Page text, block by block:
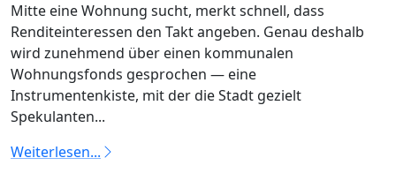
Mitte eine Wohnung sucht, merkt schnell, dass
Renditeinteressen den Takt angeben. Genau deshalb
wird zunehmend über einen kommunalen
Wohnungsfonds gesprochen — eine
Instrumentenkiste, mit der die Stadt gezielt
Spekulanten...
Weiterlesen...